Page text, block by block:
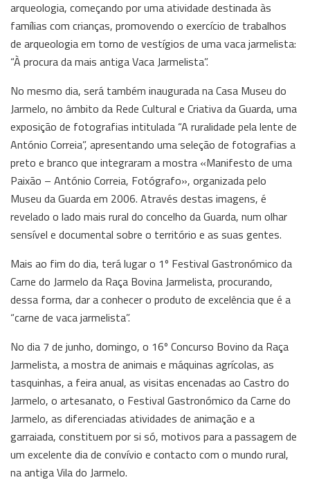
arqueologia, começando por uma atividade destinada às
famílias com crianças, promovendo o exercício de trabalhos
de arqueologia em torno de vestígios de uma vaca jarmelista:
“À procura da mais antiga Vaca Jarmelista”.
No mesmo dia, será também inaugurada na Casa Museu do
Jarmelo, no âmbito da Rede Cultural e Criativa da Guarda, uma
exposição de fotografias intitulada “A ruralidade pela lente de
António Correia”, apresentando uma seleção de fotografias a
preto e branco que integraram a mostra «Manifesto de uma
Paixão – António Correia, Fotógrafo», organizada pelo
Museu da Guarda em 2006. Através destas imagens, é
revelado o lado mais rural do concelho da Guarda, num olhar
sensível e documental sobre o território e as suas gentes.
Mais ao fim do dia, terá lugar o 1º Festival Gastronómico da
Carne do Jarmelo da Raça Bovina Jarmelista, procurando,
dessa forma, dar a conhecer o produto de excelência que é a
“carne de vaca jarmelista”.
No dia 7 de junho, domingo, o 16º Concurso Bovino da Raça
Jarmelista, a mostra de animais e máquinas agrícolas, as
tasquinhas, a feira anual, as visitas encenadas ao Castro do
Jarmelo, o artesanato, o Festival Gastronómico da Carne do
Jarmelo, as diferenciadas atividades de animação e a
garraiada, constituem por si só, motivos para a passagem de
um excelente dia de convívio e contacto com o mundo rural,
na antiga Vila do Jarmelo.